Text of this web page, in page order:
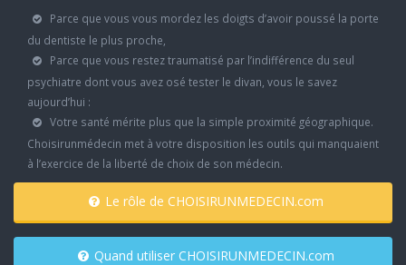
Parce que vous vous mordez les doigts d’avoir poussé la porte
du dentiste le plus proche,
Parce que vous restez traumatisé par l’indifférence du seul
psychiatre dont vous avez osé tester le divan, vous le savez
aujourd’hui :
Votre santé mérite plus que la simple proximité géographique.
Choisirunmédecin met à votre disposition les outils qui manquaient
à l’exercice de la liberté de choix de son médecin.
Le rôle de CHOISIRUNMEDECIN.com
Quand utiliser CHOISIRUNMEDECIN.com